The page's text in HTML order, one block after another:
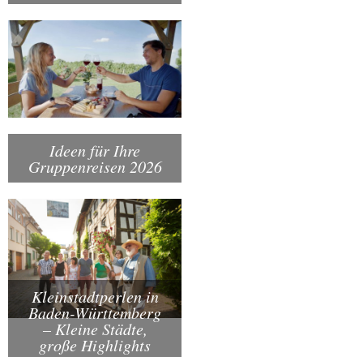
Ideen für Ihre
Gruppenreisen 2026
Kleinstadtperlen in
Baden-Württemberg
– Kleine Städte,
große Highlights